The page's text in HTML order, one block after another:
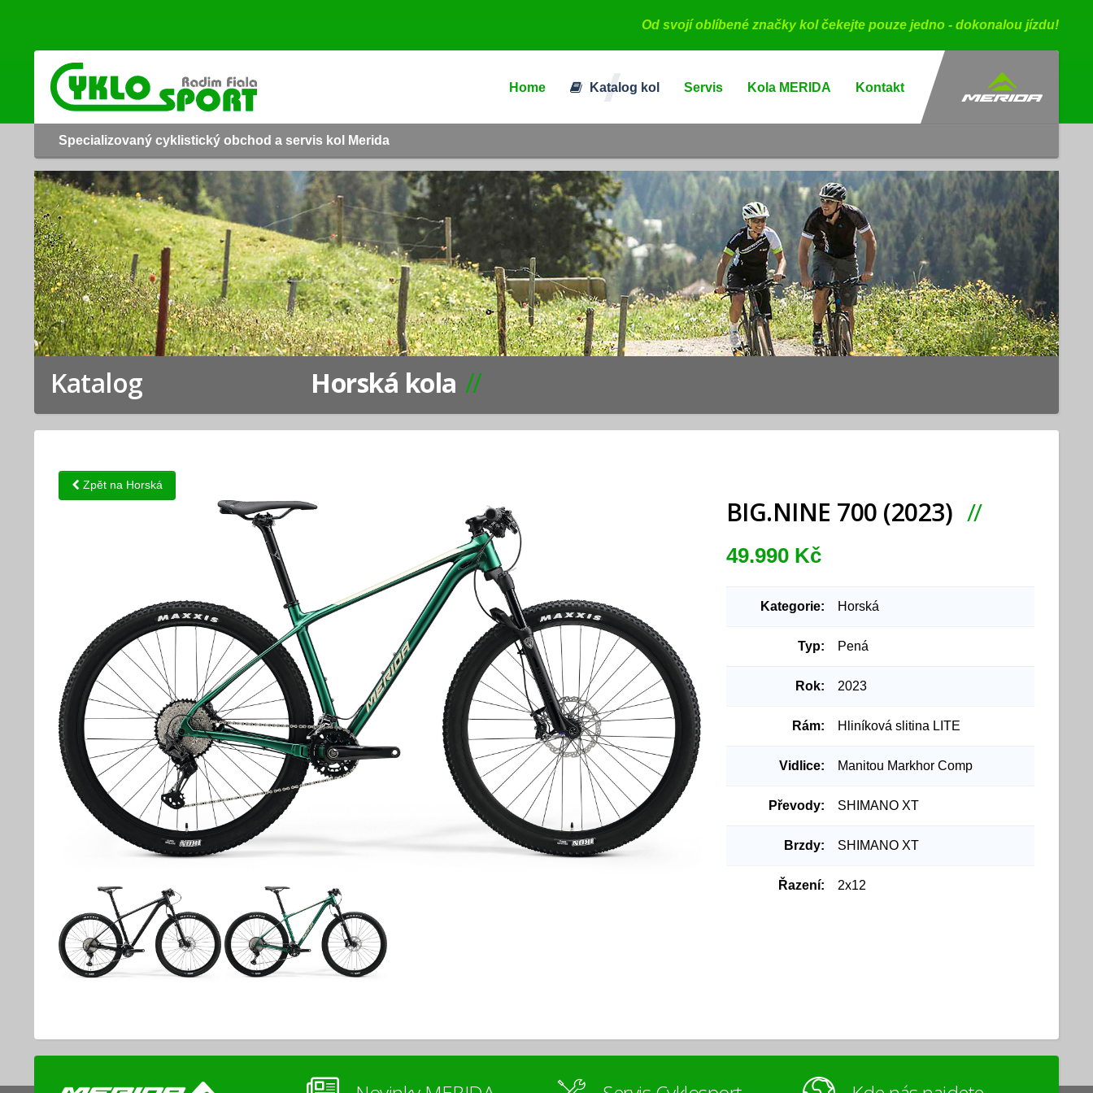
Od svojí oblíbené značky kol čekejte pouze jedno - dokonalou jízdu!
Home Katalog kol Servis Kola MERIDA Kontakt
Specializovaný cyklistický obchod a servis kol Merida
Katalog Horská kola
Zpět na Horská
BIG.NINE 700 (2023)
49.990 Kč
Kategorie: Horská
Typ: Pená
Rok: 2023
Rám: Hliníková slitina LITE
Vidlice: Manitou Markhor Comp
Převody: SHIMANO XT
Brzdy: SHIMANO XT
Řazení: 2x12